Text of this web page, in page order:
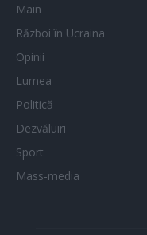
Main
Război în Ucraina
Opinii
Lumea
Politică
Dezvăluiri
Sport
Mass-media